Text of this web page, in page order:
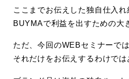
ここまでお伝えした独自仕入れ
BUYMAで利益を出すための大
ただ、今回のWEBセミナーでは
それだけをお伝えするわけでは